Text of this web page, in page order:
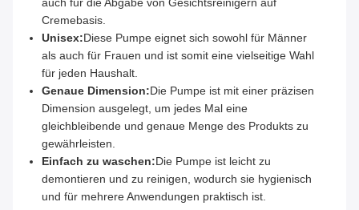
auch für die Abgabe von Gesichtsreinigern auf
Cremebasis.
Unisex:Diese Pumpe eignet sich sowohl für Männer
als auch für Frauen und ist somit eine vielseitige Wahl
für jeden Haushalt.
Genaue Dimension:Die Pumpe ist mit einer präzisen
Dimension ausgelegt, um jedes Mal eine
gleichbleibende und genaue Menge des Produkts zu
gewährleisten.
Einfach zu waschen:Die Pumpe ist leicht zu
demontieren und zu reinigen, wodurch sie hygienisch
und für mehrere Anwendungen praktisch ist.